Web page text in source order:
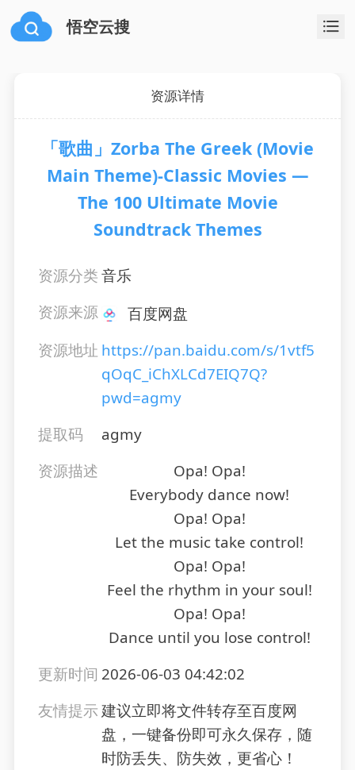
悟空云搜
资源详情
「歌曲」Zorba The Greek (Movie
Main Theme)-Classic Movies —
The 100 Ultimate Movie
Soundtrack Themes
资源分类音乐
资源来源
百度网盘
资源地址 https://pan.baidu.com/s/1vtf5
qOqC_iChXLCd7EIQ7Q?
pwd=agmy
提取码
agmy
资源描述
Opa! Opa!
Everybody dance now!
Opa! Opa!
Let the music take control!
Opa! Opa!
Feel the rhythm in your soul!
Opa! Opa!
Dance until you lose control!
更新时间 2026-06-03 04:42:02
友情提示建议立即将文件转存至百度网
盘，一键备份即可永久保存，随
时防丢失、防失效，更省心！